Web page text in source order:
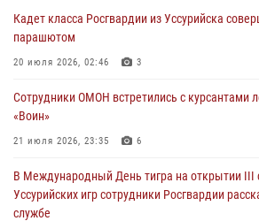
29 июля 2026, 01:17
В День Крещения Руси в Князь-Владимирском
ходом
посвященном Дню Крещения Руси
28 июля 2026, 05:39 3
Кадет класса Росгвардии из Уссурийска
парашютом
20 июля 2026, 02:46 3
Сотрудники ОМОН встретились с курсантами
«Воин»
21 июля 2026, 23:35 6
В Международный День тигра на открытии III
Уссурийских игр сотрудники Росгвардии
службе